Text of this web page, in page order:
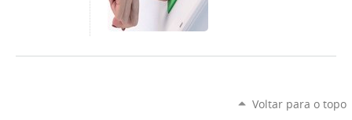
Voltar para o topo